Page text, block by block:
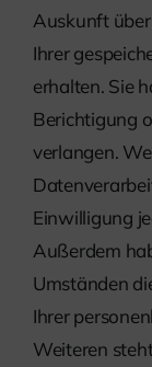
Auskunft
Ihrer
erhalten. Sie
Berichtigung
verlangen.
Einwilligung
Außerdem
Umständen
Ihrer
Weiteren